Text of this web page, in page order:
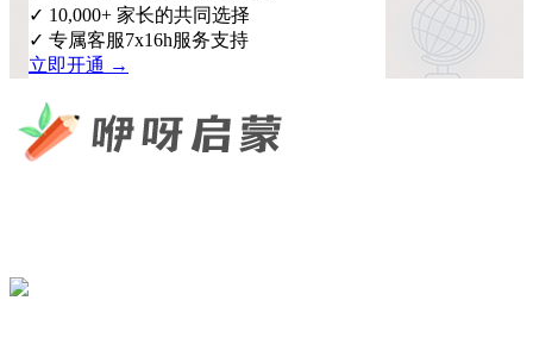
✓ 10,000+ 家长的共同选择
✓ 专属客服7x16h服务支持
立即开通 →
扫码添加微信